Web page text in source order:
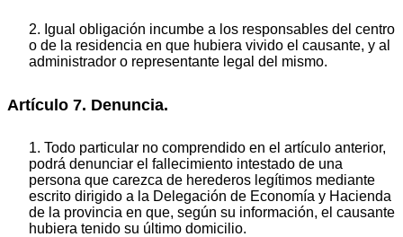
2. Igual obligación incumbe a los responsables del centro
o de la residencia en que hubiera vivido el causante, y al
administrador o representante legal del mismo.
Artículo 7. Denuncia.
1. Todo particular no comprendido en el artículo anterior,
podrá denunciar el fallecimiento intestado de una
persona que carezca de herederos legítimos mediante
escrito dirigido a la Delegación de Economía y Hacienda
de la provincia en que, según su información, el causante
hubiera tenido su último domicilio.